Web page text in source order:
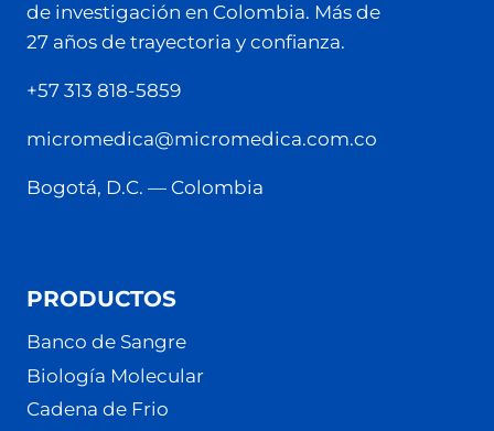
de investigación en Colombia. Más de
27 años de trayectoria y confianza.
+57 313 818-5859
micromedica@micromedica.com.co
Bogotá, D.C. — Colombia
PRODUCTOS
Banco de Sangre
Biología Molecular
Cadena de Frio